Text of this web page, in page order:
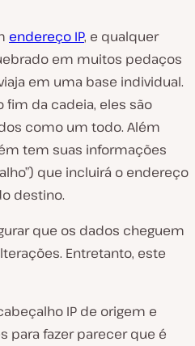
endereço IP, e qualquer
em muitos pedaços
em uma base individual.
fim da cadeia, eles são
como um todo. Além
tem suas informações
que incluirá o endereço
destino.
que os dados cheguem
Entretanto, este
IP de origem e
para fazer parecer que é